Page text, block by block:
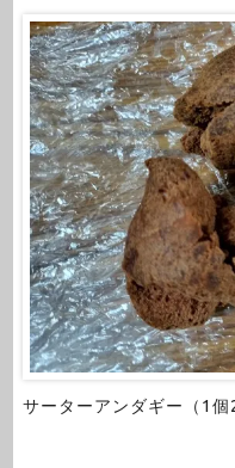
サーターアンダギー（1個